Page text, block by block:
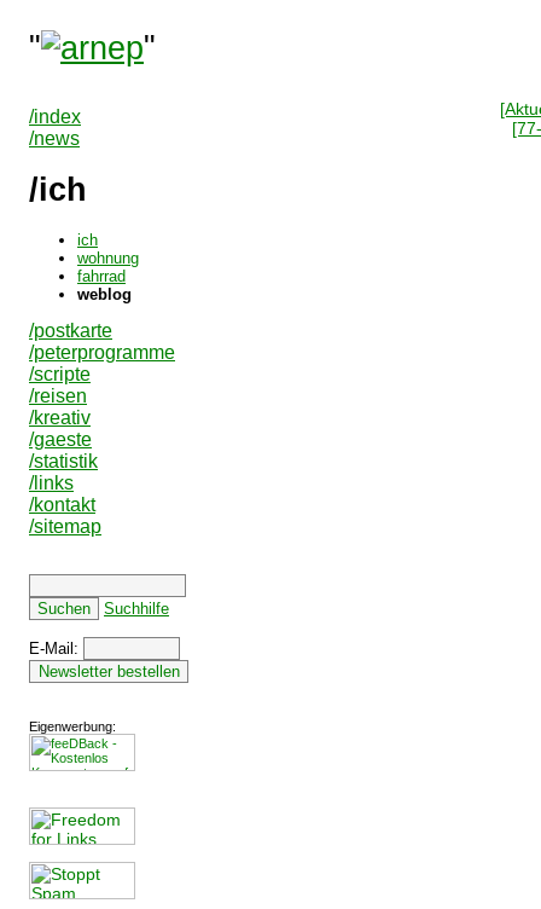
" "
/index
/news
/ich
ich
wohnung
fahrrad
weblog
/postkarte
/peterprogramme
/scripte
/reisen
/kreativ
/gaeste
/statistik
/links
/kontakt
/sitemap
Suchhilfe
E-Mail:
Eigenwerbung: